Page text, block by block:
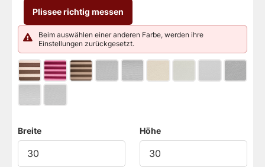
Plissee richtig messen
Beim auswählen einer anderen Farbe, werden ihre
Einstellungen zurückgesetzt.
Breite Höhe